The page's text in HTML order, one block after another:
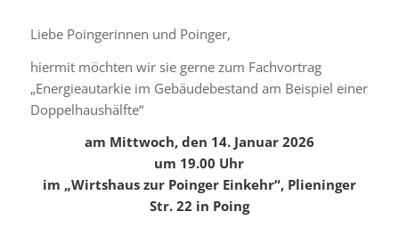
Liebe Poingerinnen und Poinger,
hiermit möchten wir sie gerne zum Fachvortrag
„Energieautarkie im Gebäudebestand am Beispiel einer
Doppelhaushälfte“
am Mittwoch, den 14. Januar 2026
um 19.00 Uhr
im „Wirtshaus zur Poinger Einkehr“, Plieninger
Str. 22 in Poing